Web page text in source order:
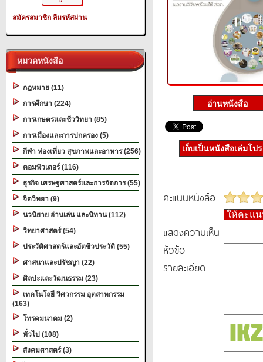
สมัครสมาชิก ลืมรหัสผ่าน
หมวดหนังสือ
กฎหมาย (11)
การศึกษา (224)
การเกษตรและชีววิทยา (85)
การเมืองและการปกครอง (5)
กีฬา ท่องเที่ยว สุขภาพและอาหาร (256)
คอมพิวเตอร์ (116)
ธุรกิจ เศรษฐศาสตร์และการจัดการ (55)
จิตวิทยา (9)
นวนิยาย อ่านเล่น และนิทาน (112)
วิทยาศาสตร์ (54)
ประวัติศาสตร์และอัตชีวประวัติ (55)
ศาสนาและปรัชญา (22)
ศิลปะและวัฒนธรรม (23)
เทคโนโลยี วิศวกรรม อุตสาหกรรม
(163)
โทรคมนาคม (2)
ทั่วไป (108)
สังคมศาสตร์ (3)
เก็บเป็นหนังสือเล่มโป
คะแนนหนังสือ :
ให้คะแ
แสดงความเห็น
หัวข้อ
รายละเอียด